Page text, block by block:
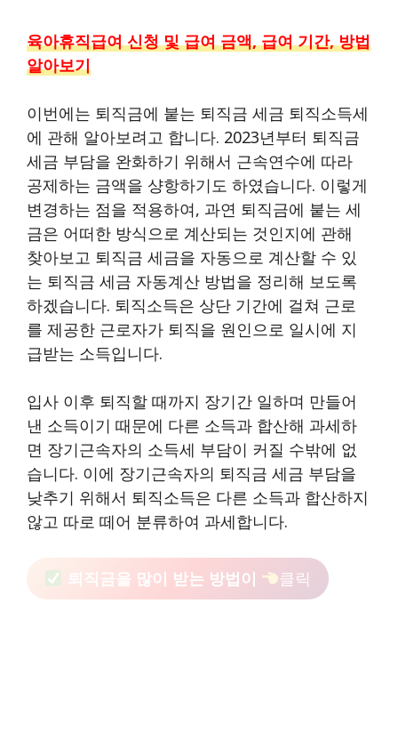
육아휴직급여 신청 및 급여 금액, 급여 기간, 방법
알아보기
이번에는 퇴직금에 붙는 퇴직금 세금 퇴직소득세
에 관해 알아보려고 합니다. 2023년부터 퇴직금
세금 부담을 완화하기 위해서 근속연수에 따라
공제하는 금액을 샹항하기도 하였습니다. 이렇게
변경하는 점을 적용하여, 과연 퇴직금에 붙는 세
금은 어떠한 방식으로 계산되는 것인지에 관해
찾아보고 퇴직금 세금을 자동으로 계산할 수 있
는 퇴직금 세금 자동계산 방법을 정리해 보도록
하겠습니다. 퇴직소득은 상단 기간에 걸쳐 근로
를 제공한 근로자가 퇴직을 원인으로 일시에 지
급받는 소득입니다.
입사 이후 퇴직할 때까지 장기간 일하며 만들어
낸 소득이기 때문에 다른 소득과 합산해 과세하
면 장기근속자의 소득세 부담이 커질 수밖에 없
습니다. 이에 장기근속자의 퇴직금 세금 부담을
낮추기 위해서 퇴직소득은 다른 소득과 합산하지
않고 따로 떼어 분류하여 과세합니다.
퇴직금을 많이 받는 방법이 클릭